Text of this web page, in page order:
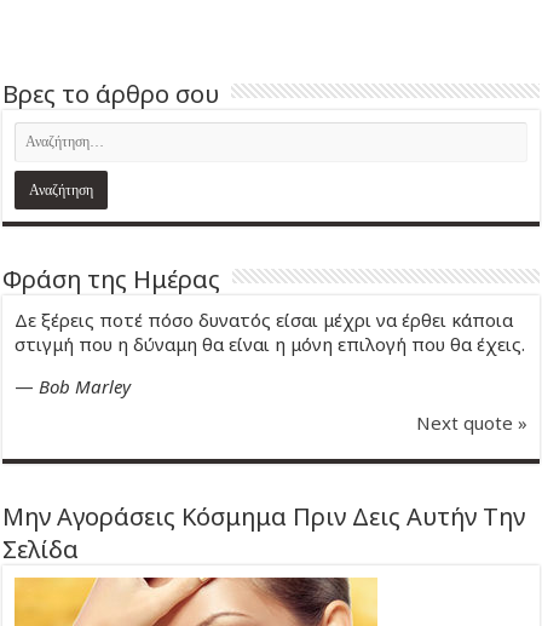
Βρες το άρθρο σου
Φράση της Ημέρας
Δε ξέρεις ποτέ πόσο δυνατός είσαι μέχρι να έρθει κάποια
στιγμή που η δύναμη θα είναι η μόνη επιλογή που θα έχεις.
— Bob Marley
Next quote »
Μην Αγοράσεις Κόσμημα Πριν Δεις Αυτήν Την
Σελίδα